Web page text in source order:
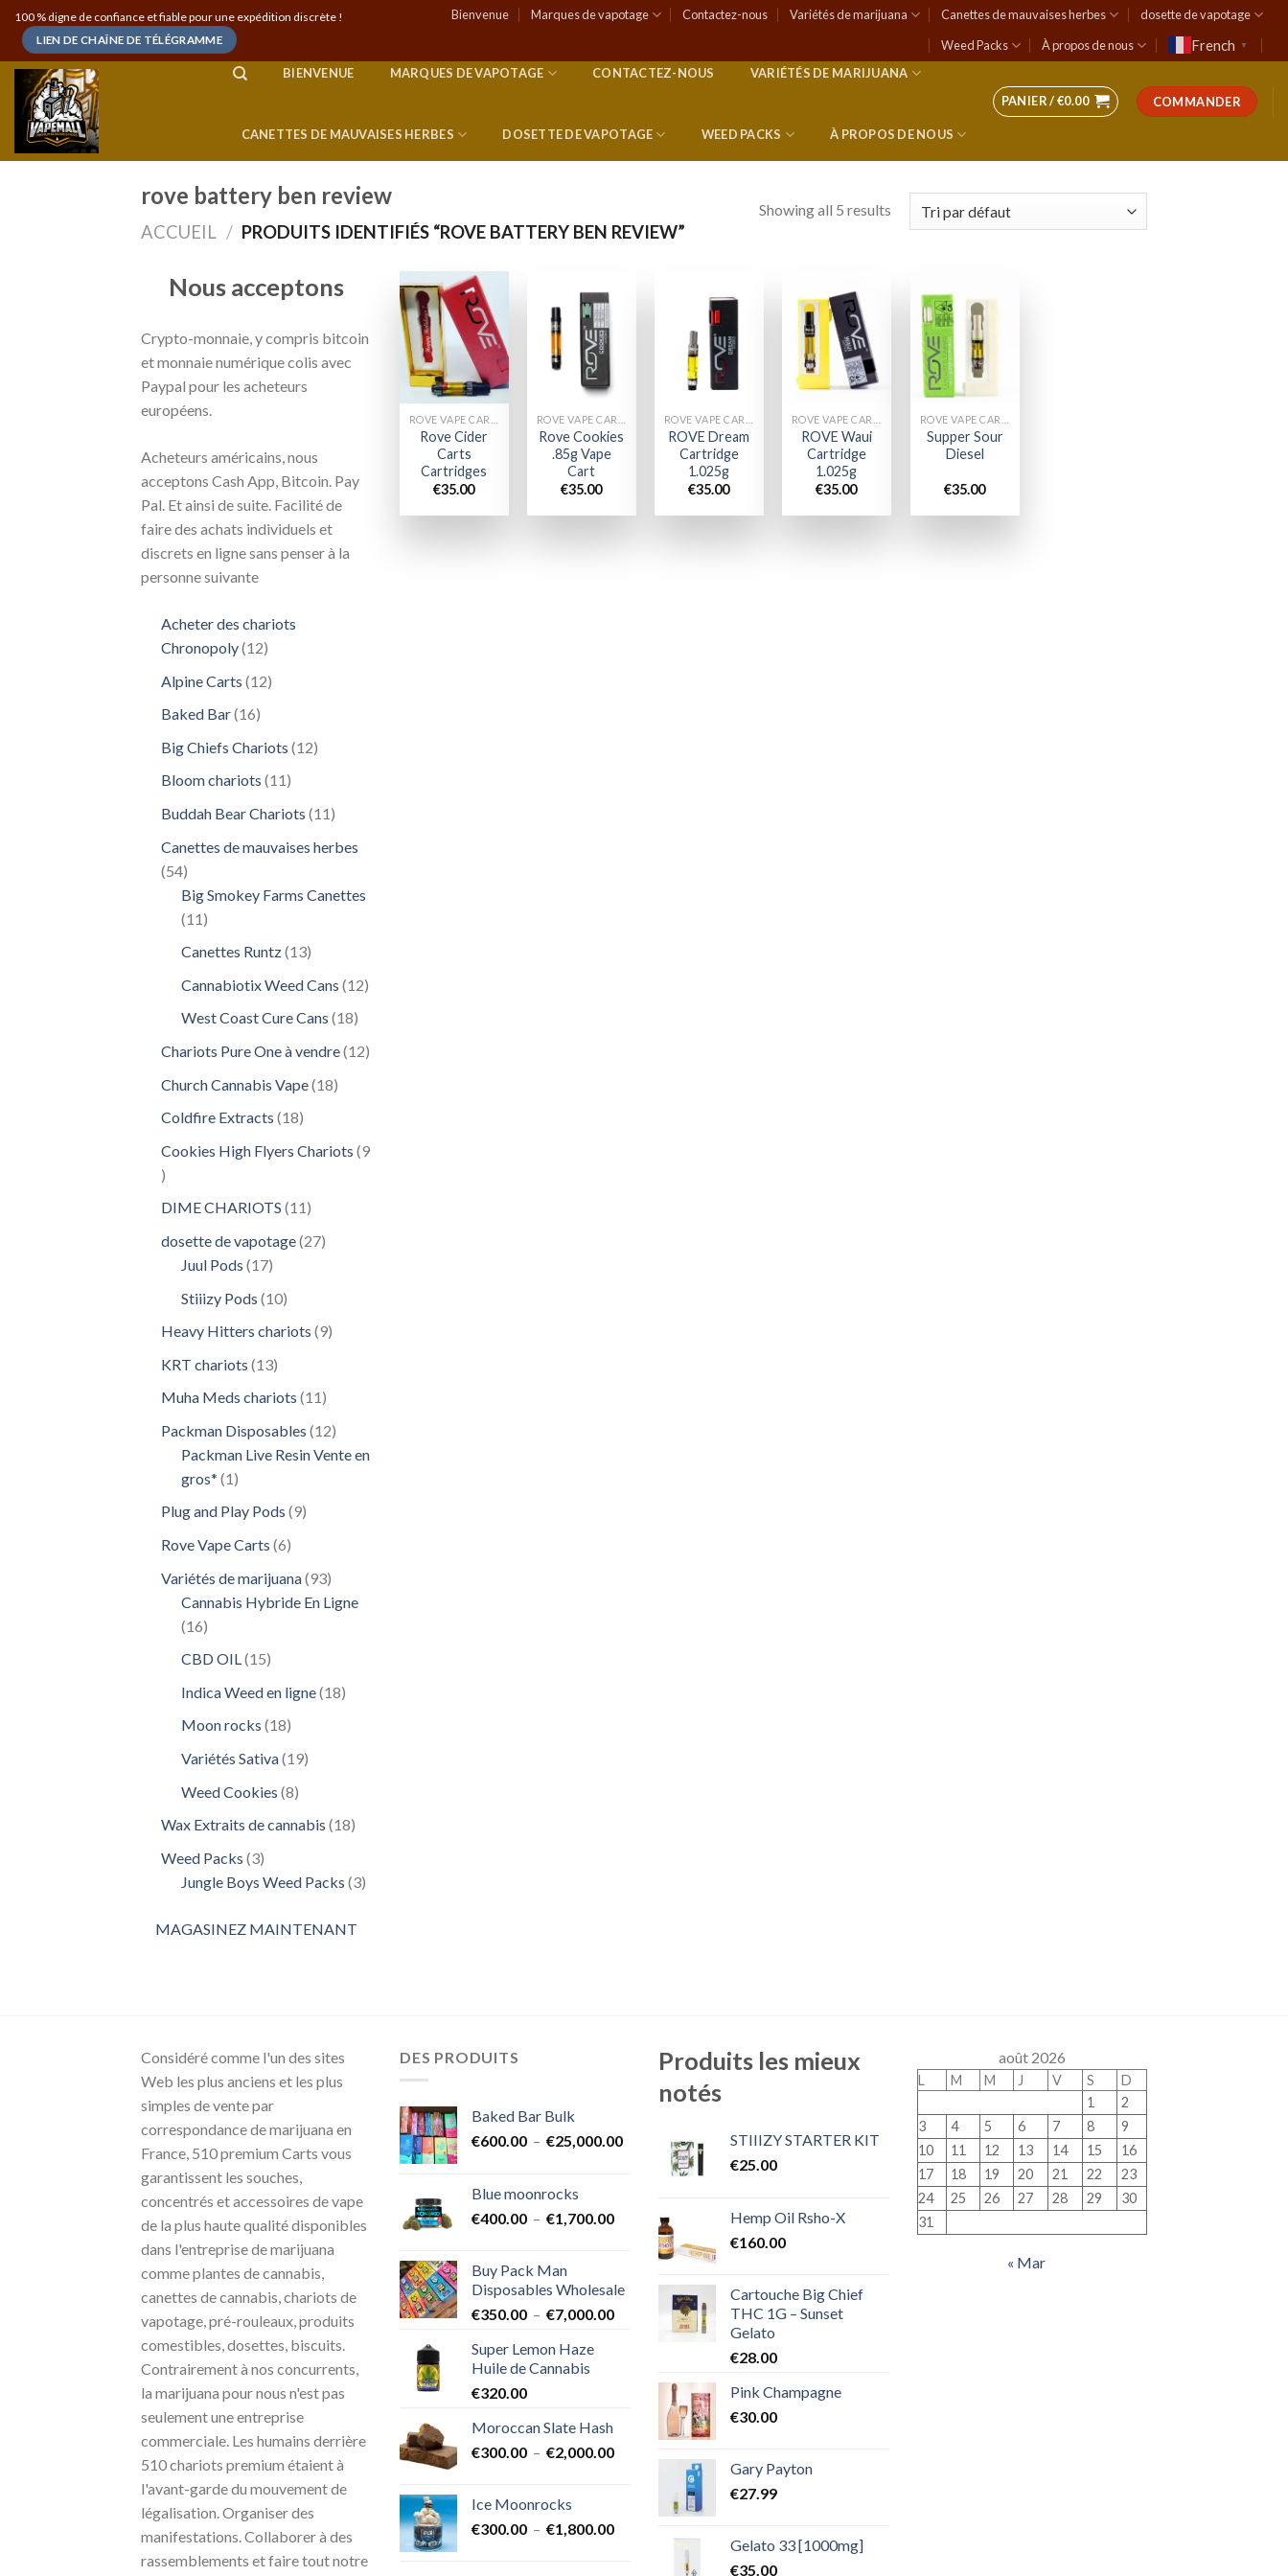
Skip
content
100 % digne de confiance et fiable pour une expédition discrète !
LIEN DE CHAÎNE DE TÉLÉGRAMME
Bienvenue Marques de vapotage Contactez-nous Variétés de marijuana Canettes de mauvaises herbes
dosette de vapotage
Weed Packs
À propos de nous French ▼
BIENVENUE MARQUES DE VAPOTAGE CONTACTEZ-NOUS VARIÉTÉS DE MARIJUANA
CANETTES DE MAUVAISES HERBES DOSETTE DE VAPOTAGE WEED PACKS À PROPOS DE NOUS
PANIER /€0.00 COMMANDER
rove battery ben review
ACCUEIL / PRODUITS IDENTIFIÉS “ROVE BATTERY BEN REVIEW”
Showing all 5 results
Nous acceptons
Crypto-monnaie, y compris bitcoin
et monnaie numérique colis avec
Paypal pour les acheteurs
européens.
Acheteurs américains, nous
acceptons Cash App, Bitcoin. Pay
Pal. Et ainsi de suite. Facilité de
faire des achats individuels et
discrets en ligne sans penser à la
personne suivante
Acheter des chariots
Chronopoly 1212
Alpine Carts 1212
Baked Bar 1616
Big Chiefs Chariots 1212
Bloom chariots 1111
Buddah Bear Chariots 1111
Canettes de mauvaises herbes
5454
produits
Big Smokey Farms Canettes
11 11
Canettes Runtz 1313
Cannabiotix Weed Cans 1212
West Coast Cure Cans 1818
Chariots Pure One à vendre 1212
Church Cannabis Vape 1818
Coldfire Extracts 1818
Cookies High Flyers Chariots 9
9
DIME CHARIOTS 1111
dosette de vapotage 2727
Juul Pods 1717
Stiiizy Pods 1010
Heavy Hitters chariots 99
KRT chariots 1313
Muha Meds chariots 1111
Packman Disposables 1212
produits
Packman Live Resin Vente en
gros* 11
Plug and Play Pods 99
Rove Vape Carts 66
Variétés de marijuana 9393
produits
Cannabis Hybride En Ligne
1616
CBD OIL 1515
Indica Weed en ligne 1818
Moon rocks 1818
Variétés Sativa 1919
Weed Cookies 88
Wax Extraits de cannabis 1818
Weed Packs 33
produits
Jungle Boys Weed Packs 33
MAGASINEZ MAINTENANT
Add to
wishlist
Rove Cider
Carts
Cartridges
€35.00
Add to
wishlist
Rove Cookies
.85g Vape
Cart
€35.00
Add to
wishlist
ROVE Dream
Cartridge
1.025g
€35.00
Add to
wishlist
ROVE Waui
Cartridge
1.025g
€35.00
Add to
wishlist
Supper Sour
Diesel
€35.00
Considéré comme l'un des sites
Web les plus anciens et les plus
simples de vente par
correspondance de marijuana en
France, 510 premium Carts vous
garantissent les souches,
concentrés et accessoires de vape
de la plus haute qualité disponibles
dans l'entreprise de marijuana
comme plantes de cannabis,
canettes de cannabis, chariots de
vapotage, pré-rouleaux, produits
comestibles, dosettes, biscuits.
Contrairement à nos concurrents,
la marijuana pour nous n'est pas
seulement une entreprise
commerciale. Les humains derrière
510 chariots premium étaient à
l'avant-garde du mouvement de
légalisation. Organiser des
manifestations. Collaborer à des
rassemblements et faire tout notre
DES PRODUITS
Baked Bar Bulk
€600.00 – €25,000.00Plage
€25,000.00
Blue moonrocks
€400.00 – €1,700.00Plage
à
€1,700.00
Buy Pack Man
Disposables Wholesale
€350.00 – €7,000.00Plage
€7,000.00
Super Lemon Haze
Huile de Cannabis
€320.00
Moroccan Slate Hash
€300.00 – €2,000.00Plage
à
Ice Moonrocks
€300.00 – €1,800.00Plage
Produits les mieux
notés
STIIIZY STARTER KIT
€25.00
Hemp Oil Rsho-X
€160.00
Cartouche Big Chief
THC 1G – Sunset
Gelato
€28.00
Pink Champagne
€30.00
Gary Payton
€27.99
Gelato 33 [1000mg]
€35.00
août 2026
L M M J V S
D
1
2
3
4 5 6 7 8
9
10
11 12 13 14 15
16
17
18 19 20 21 22
23
24
25 26 27 28 29
30
31
« Mar